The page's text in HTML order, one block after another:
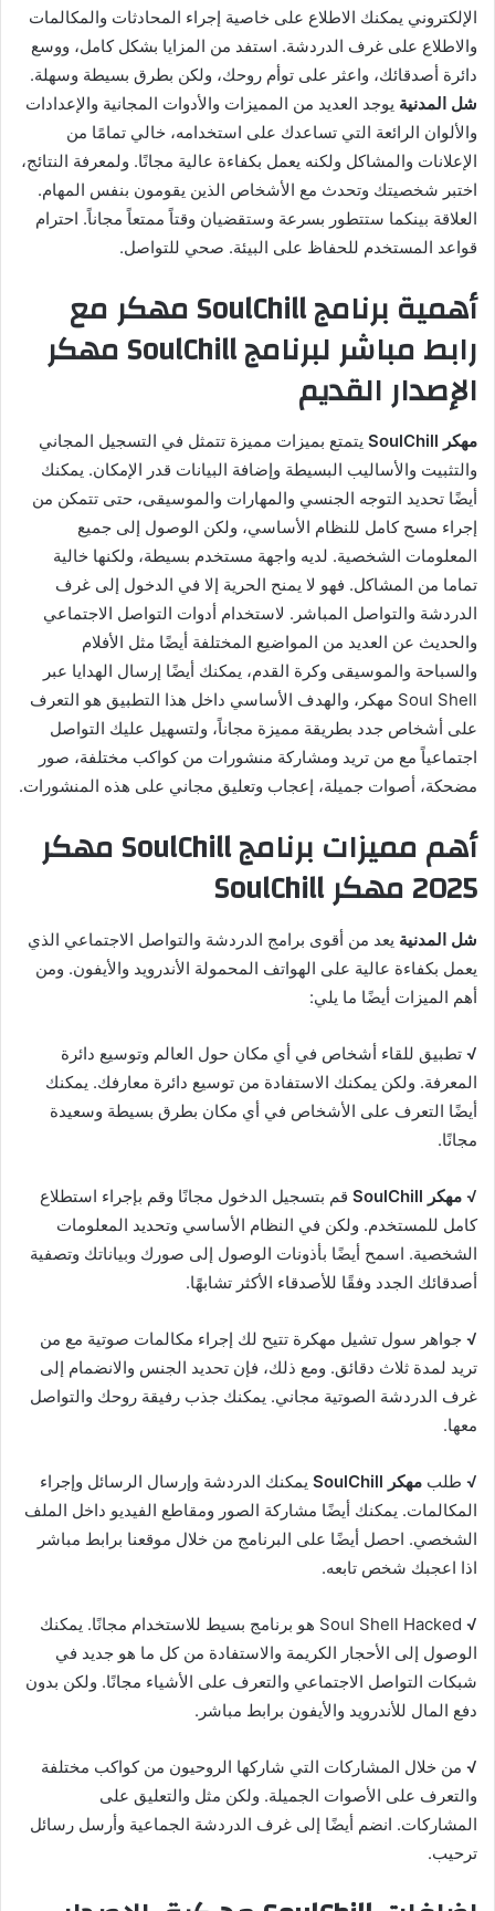
الإلكتروني يمكنك الاطلاع على خاصية إجراء المحادثات والمكالمات
والاطلاع على غرف الدردشة. استفد من المزايا بشكل كامل، ووسع
دائرة أصدقائك، واعثر على توأم روحك، ولكن بطرق بسيطة وسهلة.
شل المدنية يوجد العديد من المميزات والأدوات المجانية والإعدادات
والألوان الرائعة التي تساعدك على استخدامه، خالي تمامًا من
الإعلانات والمشاكل ولكنه يعمل بكفاءة عالية مجانًا. ولمعرفة النتائج،
اختبر شخصيتك وتحدث مع الأشخاص الذين يقومون بنفس المهام.
العلاقة بينكما ستتطور بسرعة وستقضيان وقتاً ممتعاً مجاناً. احترام
قواعد المستخدم للحفاظ على البيئة. صحي للتواصل.
أهمية برنامج SoulChill مهكر مع
رابط مباشر لبرنامج SoulChill مهكر
الإصدار القديم
مهكر SoulChill
يتمتع بميزات مميزة تتمثل في التسجيل المجاني
والتثبيت والأساليب البسيطة وإضافة البيانات قدر الإمكان. يمكنك
أيضًا تحديد التوجه الجنسي والمهارات والموسيقى، حتى تتمكن من
إجراء مسح كامل للنظام الأساسي، ولكن الوصول إلى جميع
المعلومات الشخصية. لديه واجهة مستخدم بسيطة، ولكنها خالية
تماما من المشاكل. فهو لا يمنح الحرية إلا في الدخول إلى غرف
الدردشة والتواصل المباشر. لاستخدام أدوات التواصل الاجتماعي
والحديث عن العديد من المواضيع المختلفة أيضًا مثل الأفلام
والسباحة والموسيقى وكرة القدم، يمكنك أيضًا إرسال الهدايا عبر
Soul Shell مهكر، والهدف الأساسي داخل هذا التطبيق هو التعرف
على أشخاص جدد بطريقة مميزة مجاناً، ولتسهيل عليك التواصل
اجتماعياً مع من تريد ومشاركة منشورات من كواكب مختلفة، صور
مضحكة، أصوات جميلة، إعجاب وتعليق مجاني على هذه المنشورات.
أهم مميزات برنامج SoulChill مهكر
2025 مهكر SoulChill
شل المدنية يعد من أقوى برامج الدردشة والتواصل الاجتماعي الذي
يعمل بكفاءة عالية على الهواتف المحمولة الأندرويد والأيفون. ومن
أهم الميزات أيضًا ما يلي:
√ تطبيق للقاء أشخاص في أي مكان حول العالم وتوسيع دائرة
المعرفة. ولكن يمكنك الاستفادة من توسيع دائرة معارفك. يمكنك
أيضًا التعرف على الأشخاص في أي مكان بطرق بسيطة وسعيدة
مجانًا.
√ مهكر SoulChill
قم بتسجيل الدخول مجانًا وقم بإجراء استطلاع
كامل للمستخدم. ولكن في النظام الأساسي وتحديد المعلومات
الشخصية. اسمح أيضًا بأذونات الوصول إلى صورك وبياناتك وتصفية
أصدقائك الجدد وفقًا للأصدقاء الأكثر تشابهًا.
√ جواهر سول تشيل مهكرة تتيح لك إجراء مكالمات صوتية مع من
تريد لمدة ثلاث دقائق. ومع ذلك، فإن تحديد الجنس والانضمام إلى
غرف الدردشة الصوتية مجاني. يمكنك جذب رفيقة روحك والتواصل
معها.
√ طلب مهكر SoulChill
يمكنك الدردشة وإرسال الرسائل وإجراء
المكالمات. يمكنك أيضًا مشاركة الصور ومقاطع الفيديو داخل الملف
الشخصي. احصل أيضًا على البرنامج من خلال موقعنا برابط مباشر
اذا اعجبك شخص تابعه.
√
Soul Shell Hacked هو برنامج بسيط للاستخدام مجانًا. يمكنك
الوصول إلى الأحجار الكريمة والاستفادة من كل ما هو جديد في
شبكات التواصل الاجتماعي والتعرف على الأشياء مجانًا. ولكن بدون
دفع المال للأندرويد والأيفون برابط مباشر.
√ من خلال المشاركات التي شاركها الروحيون من كواكب مختلفة
والتعرف على الأصوات الجميلة. ولكن مثل والتعليق على
المشاركات. انضم أيضًا إلى غرف الدردشة الجماعية وأرسل رسائل
ترحيب.